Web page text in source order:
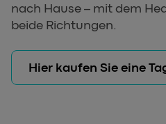
nach Hause – mit dem
beide Richtungen.
Hier kaufen Sie eine